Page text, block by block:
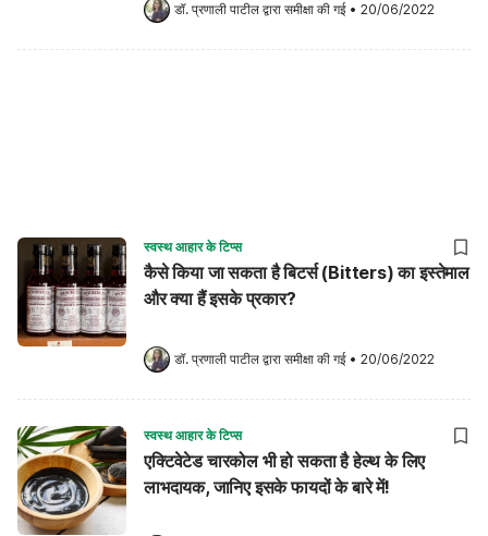
डॉ. प्रणाली पाटील द्वारा समीक्षा की गई • 20/06/2022
स्वस्थ आहार के टिप्स
कैसे किया जा सकता है बिटर्स (Bitters) का इस्तेमाल
और क्या हैं इसके प्रकार?
डॉ. प्रणाली पाटील द्वारा समीक्षा की गई • 20/06/2022
स्वस्थ आहार के टिप्स
एक्टिवेटेड चारकोल भी हो सकता है हेल्थ के लिए
लाभदायक, जानिए इसके फायदों के बारे में!